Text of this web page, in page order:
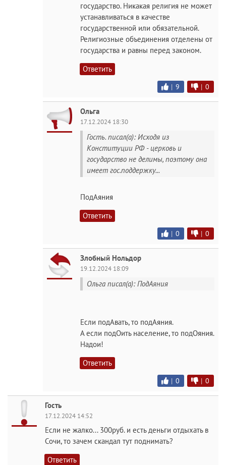
государство. Никакая религия не может
устанавливаться в качестве
государственной или обязательной.
Религиозные объединения отделены от
государства и равны перед законом.
Ответить
| 9 | 0
Ольга
17.12.2024 18:30
Гость. писал(а): Исходя из
Конституции РФ - церковь и
государство не делимы, поэтому она
имеет гос.поддержку...
ПодАяния
Ответить
| 0 | 0
Злобный Нольдор
19.12.2024 18:09
Ольга писал(а): ПодАяния
Если подАвать, то подАяния.
А если подОить население, то подОяния.
Надои!
Ответить
| 0 | 0
Гость
17.12.2024 14:52
Если не жалко... 300руб. и есть деньги отдыхать в
Сочи, то зачем скандал тут поднимать?
Ответить